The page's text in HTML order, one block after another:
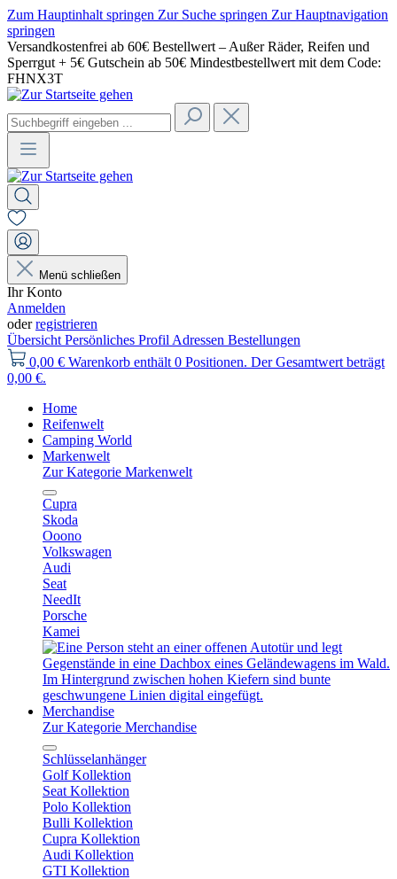
Zum Hauptinhalt springen Zur Suche springen Zur Hauptnavigation
springen
Versandkostenfrei ab 60€ Bestellwert – Außer Räder, Reifen und
Sperrgut + 5€ Gutschein ab 50€ Mindestbestellwert mit dem Code:
FHNX3T
Menü schließen
Ihr Konto
Anmelden
oderregistrieren
Übersicht Persönliches Profil Adressen Bestellungen
0,00 € Warenkorb enthält 0 Positionen. Der Gesamtwert beträgt
0,00 €.
Home
Reifenwelt
Camping World
Markenwelt
Zur Kategorie Markenwelt
Cupra
Skoda
Ooono
Volkswagen
Audi
Seat
NeedIt
Porsche
Kamei
Merchandise
Zur Kategorie Merchandise
Schlüsselanhänger
Golf Kollektion
Seat Kollektion
Polo Kollektion
Bulli Kollektion
Cupra Kollektion
Audi Kollektion
GTI Kollektion